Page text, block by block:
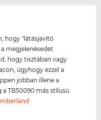
hogy "látásjavító
megjelenésedet
hogy tisztában vagy
úgyhogy ezzel a
jobban illene a
TB50090 más stílusú